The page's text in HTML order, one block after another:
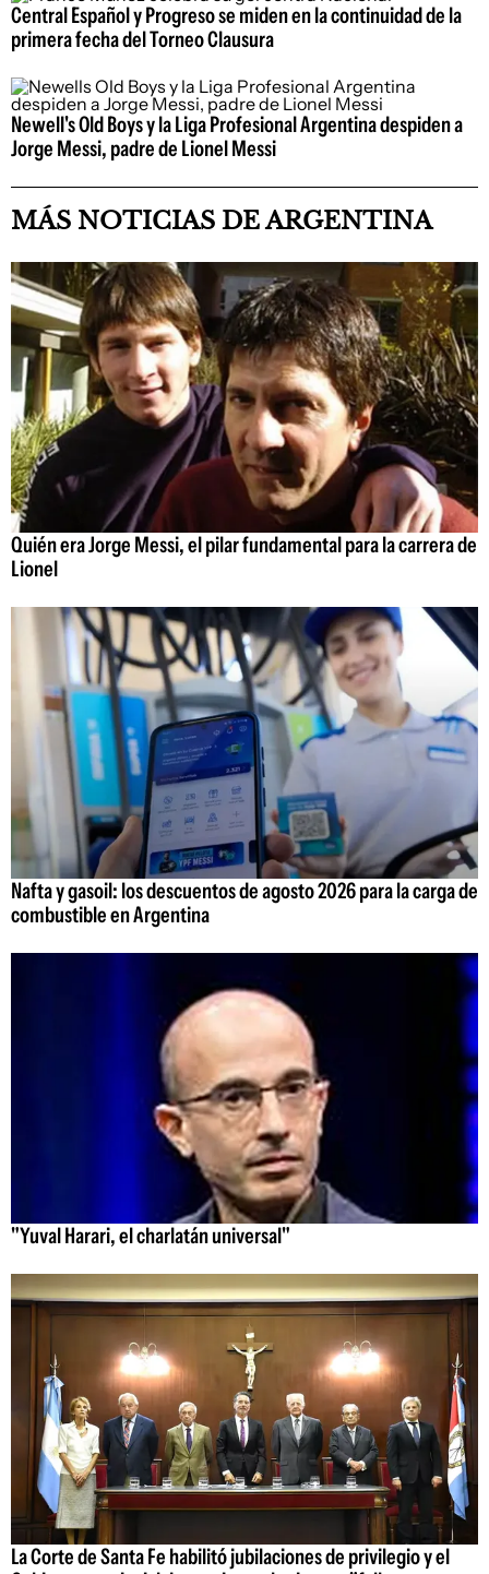
Central Español y Progreso se miden en la continuidad de la
primera fecha del Torneo Clausura
Newell's Old Boys y la Liga Profesional Argentina despiden a
Jorge Messi, padre de Lionel Messi
MÁS NOTICIAS DE ARGENTINA
Quién era Jorge Messi, el pilar fundamental para la carrera de
Lionel
Nafta y gasoil: los descuentos de agosto 2026 para la carga de
combustible en Argentina
"Yuval Harari, el charlatán universal"
La Corte de Santa Fe habilitó jubilaciones de privilegio y el